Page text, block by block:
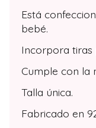
Está
bebé.
Incorpora tiras
Cumple con la
Talla única.
Fabricado en